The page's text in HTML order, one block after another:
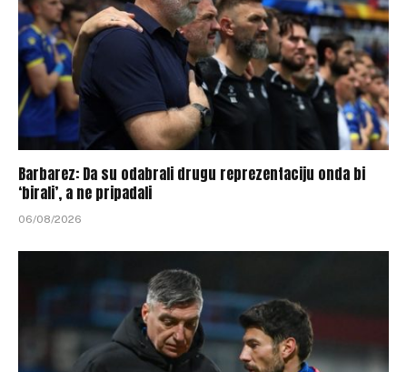
Barbarez: Da su odabrali drugu reprezentaciju onda bi
‘birali’, a ne pripadali
06/08/2026